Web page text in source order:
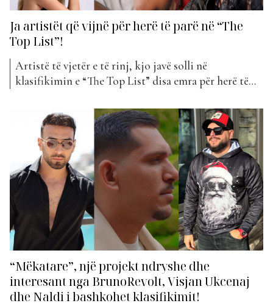
Ja artistët që vijnë për herë të parë në “The
Top List”!
Artistë të vjetër e të rinj, kjo javë solli në
klasifikimin e “The Top List” disa emra për herë të
lindur më 4 maj 1987 në Tiranë. Në vitin 2003, në
moshën 16-vjeçare, Anjeza Shahini, fitoi edicionin e
parë të...
“Mëkatare”, një projekt ndryshe dhe
interesant nga BrunoRevolt, Visjan Ukcenaj
dhe Naldi i bashkohet klasifikimit!